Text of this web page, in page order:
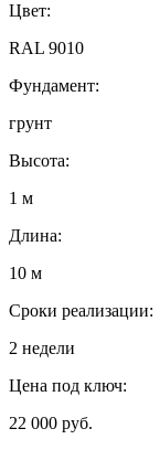
Цвет:
RAL 9010
Фундамент:
грунт
Высота:
1 м
Длина:
10 м
Сроки реализации:
2 недели
Цена под ключ:
22 000 руб.